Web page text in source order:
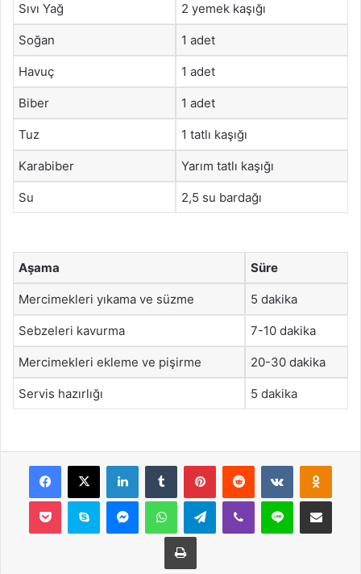
Sıvı Yağ 2 yemek kaşığı
Soğan 1 adet
Havuç 1 adet
Biber 1 adet
Tuz 1 tatlı kaşığı
Karabiber Yarım tatlı kaşığı
Su 2,5 su bardağı
Aşama Süre
Mercimekleri yıkama ve süzme 5 dakika
Sebzeleri kavurma 7-10 dakika
Mercimekleri ekleme ve pişirme 20-30 dakika
Servis hazırlığı 5 dakika
Facebook
X LinkedInTumblr PinterestReddit VKontakte
Pocket Skype MessengerWhatsAppTelegramViber Line E-Posta ile
Yazdır